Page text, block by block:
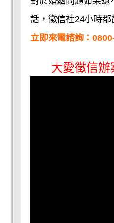
話，徵信社24小時都
立即來電諮詢：
大愛徵信辦